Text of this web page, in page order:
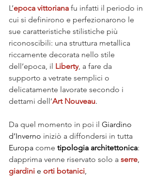
L’epoca vittoriana fu infatti il periodo in
cui si definirono e perfezionarono le
sue caratteristiche stilistiche più
riconoscibili: una struttura metallica
riccamente decorata nello stile
dell’epoca, il Liberty , a fare da
supporto a vetrate semplici o
delicatamente lavorate secondo i
dettami dell’Art Nouveau.
Da quel momento in poi il Giardino
d’Inverno iniziò a diffondersi in tutta
Europa come tipologia architettonica:
dapprima venne riservato solo a serre
giardini e orti botanici